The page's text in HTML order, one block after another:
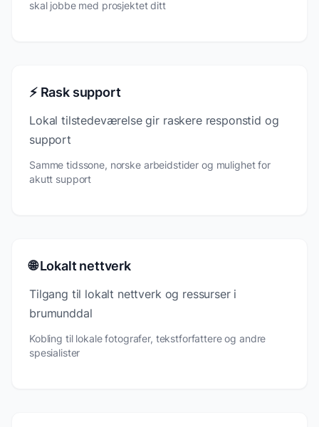
skal jobbe med prosjektet ditt
⚡ Rask support
Lokal tilstedeværelse gir raskere responstid og
support
Samme tidssone, norske arbeidstider og mulighet for
akutt support
🌐 Lokalt nettverk
Tilgang til lokalt nettverk og ressurser i
brumunddal
Kobling til lokale fotografer, tekstforfattere og andre
spesialister